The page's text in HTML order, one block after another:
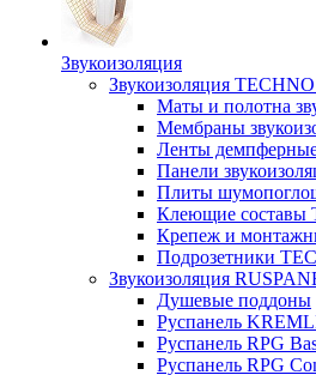
Звукоизоляция
Звукоизоляция
Маты и полотна
Мембраны
Ленты
Панели
Плиты
Клеющие составы
Крепеж и
Подрозетники
Звукоизоляция
Душевые поддоны
Руспанель
Руспанель RPG
Руспанель RPG